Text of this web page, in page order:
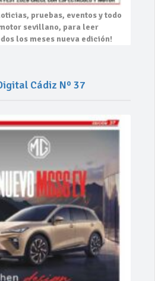
pruebas, eventosy todo
sevillano, para leer
los meses nueva edición!
Cádiz Nº 37